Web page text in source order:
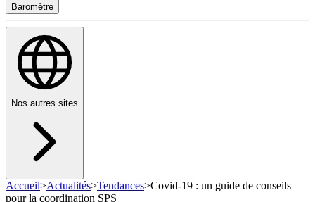
Baromètre
Nos autres sites
Accueil>Actualités>Tendances>Covid-19 : un guide de conseils
pour la coordination SPS